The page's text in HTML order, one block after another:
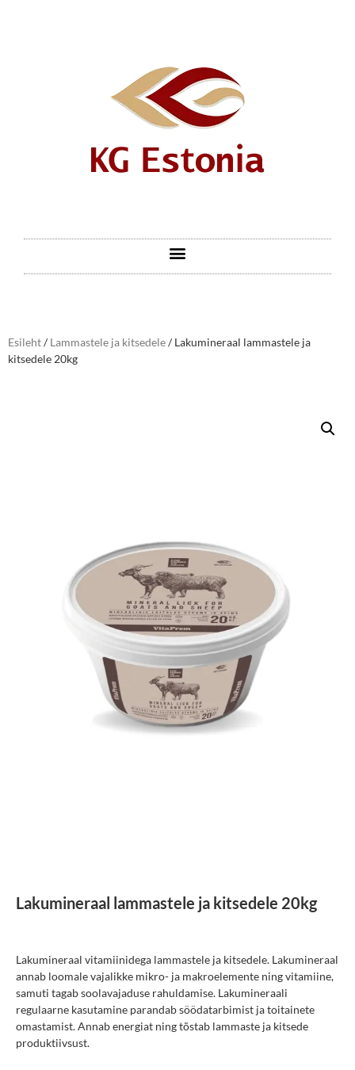
Esileht/Lammastele ja kitsedele/ Lakumineraal lammastele ja
kitsedele 20kg
Lakumineraal lammastele ja kitsedele 20kg
Lakumineraal vitamiinidega lammastele ja kitsedele. Lakumineraal
annab loomale vajalikke mikro- ja makroelemente ning vitamiine,
samuti tagab soolavajaduse rahuldamise. Lakumineraali
regulaarne kasutamine parandab söödatarbimist ja toitainete
omastamist. Annab energiat ning tõstab lammaste ja kitsede
produktiivsust.